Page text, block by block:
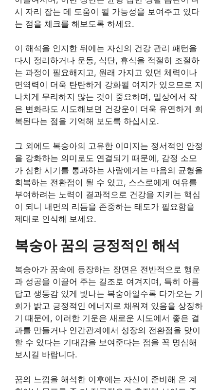
시 자리 잡는 데 도움이 될 가능성을 보여주고 있다
는 점을 체크를 해보도록 하세요.
이 해석을 인지한 뒤에는 자신의 건강 관리 패턴을
다시 정리하거나 운동, 식단, 휴식을 적절히 조절하
는 과정이 필요해지고, 원래 가지고 있던 체력이나
면역력이 더욱 탄탄하게 강화될 여지가 있으므로 지
나치게 무리하지 않는 것이 중요하며, 일상에서 작
은 변화라도 시도해보면 건강운이 더욱 유연하게 회
복된다는 점을 기억해 보도록 하십시오.
그 외에도 복숭아의 고유한 이미지는 정서적인 안정
을 강화하는 의미로도 연결되기 때문에, 감정 소모
가 심한 시기를 통과하는 사람에게는 마음의 균형을
회복하는 전환점이 될 수 있고, 스스로에게 여유를
부여하려는 노력이 결과적으로 건강을 지키는 핵심
이 되니 내면의 리듬을 존중하는 태도가 필요함을
제대로 인식해 보세요.
복숭아 꿈의 긍정적인 해석
복숭아가 꿈속에 등장하는 장면은 전반적으로 행운
과 성공을 이끌어 주는 길조로 여겨지며, 특히 아름
답고 생동감 있게 빛나는 복숭아일수록 다가오는 기
회가 밝고 긍정적인 에너지로 채워져 있음을 상징하
기 때문에, 이러한 기운은 새로운 시도에서 좋은 결
과를 만들거나 인간관계에서 성장의 전환점을 맞이
할 수 있다는 기대감을 보여준다는 점을 꼭 명심해
보시길 바랍니다.
꿈의 느낌을 해석한 이후에는 자신이 준비해 온 계